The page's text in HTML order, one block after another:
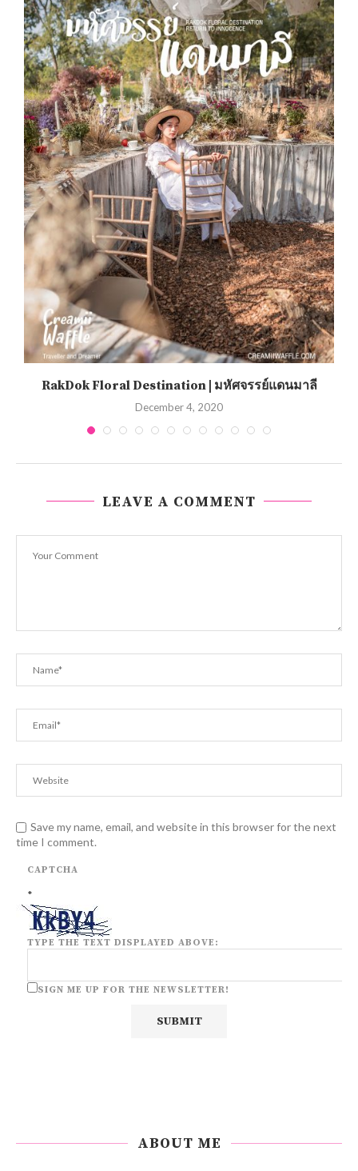
RakDok Floral Destination | มหัศจรรย์แดนมาลี
December 4, 2020
LEAVE A COMMENT
Save my name, email, and website in this browser for the next
time I comment.
CAPTCHA
*
TYPE THE TEXT DISPLAYED ABOVE:
SIGN ME UP FOR THE NEWSLETTER!
ABOUT ME